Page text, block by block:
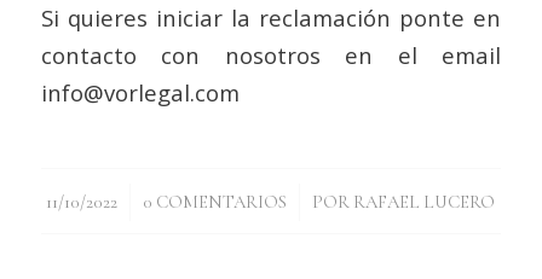
Si quieres iniciar la reclamación ponte en
contacto con nosotros en el email
info@vorlegal.com
11/10/2022
/ 0 COMENTARIOS
/ POR RAFAEL LUCERO